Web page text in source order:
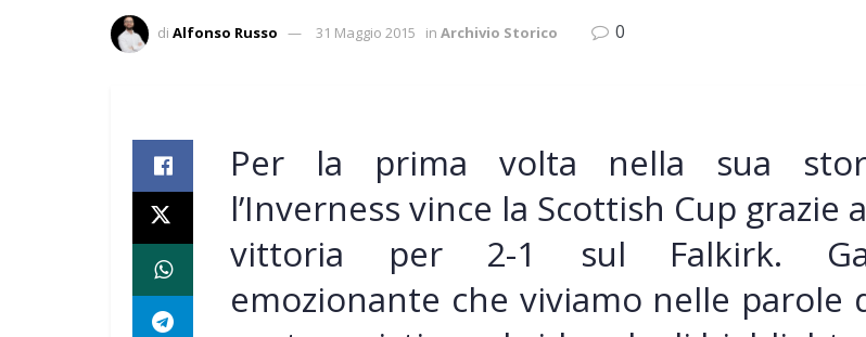
di Alfonso Russo 31 Maggio 2015 in Archivio Storico 0
Per la prima volta nella sua
l’Inverness vince la Scottish Cup grazie
vittoria per 2-1 sul Falkirk.
emozionante che viviamo nelle parole